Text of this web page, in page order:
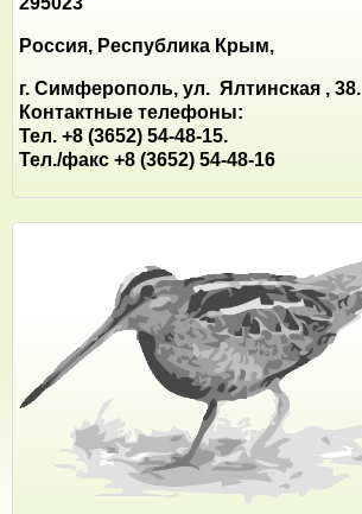
Россия, Республика Крым,
г. Симферополь, ул. Ялтинская , 38.
Контактные телефоны:
Тел. +8 (3652) 54-48-15.
Тел./факс +8 (3652) 54-48-16